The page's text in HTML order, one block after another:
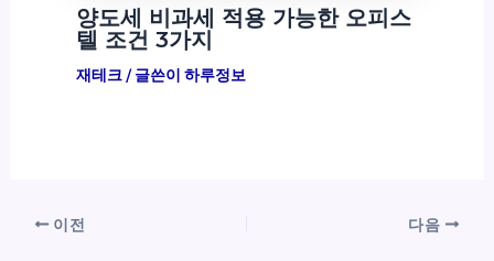
양도세 비과세 적용 가능한 오피스
텔 조건 3가지
재테크/ 글쓴이 하루정보
이전 다음